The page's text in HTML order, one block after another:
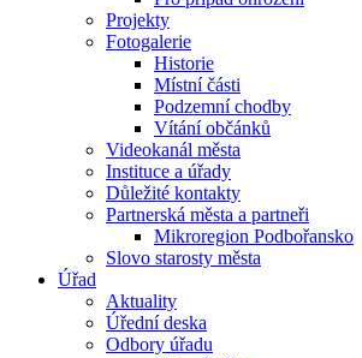
Projekty
Fotogalerie
Historie
Místní části
Podzemní chodby
Vítání občánků
Videokanál města
Instituce a úřady
Důležité kontakty
Partnerská města a partneři
Mikroregion Podbořansko
Slovo starosty města
Úřad
Aktuality
Úřední deska
Odbory úřadu